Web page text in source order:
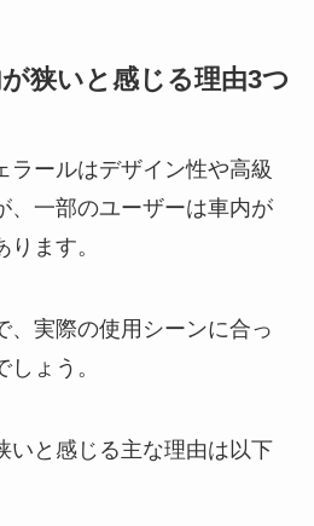
狭いと感じる理由3つ
ラールはデザイン性や高級
、一部のユーザーは車内が
ます。
、実際の使用シーンに合っ
ょう。
いと感じる主な理由は以下